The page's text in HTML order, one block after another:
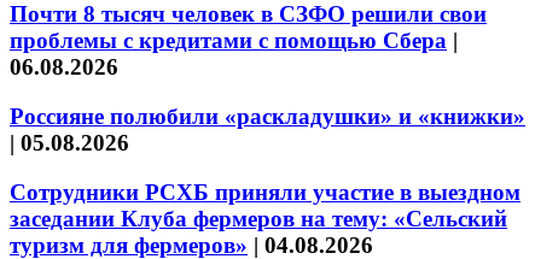
Почти 8 тысяч человек в СЗФО решили свои
проблемы с кредитами с помощью Сбера |
06.08.2026
Россияне полюбили «раскладушки» и «книжки»
| 05.08.2026
Сотрудники РСХБ приняли участие в выездном
заседании Клуба фермеров на тему: «Сельский
туризм для фермеров» | 04.08.2026